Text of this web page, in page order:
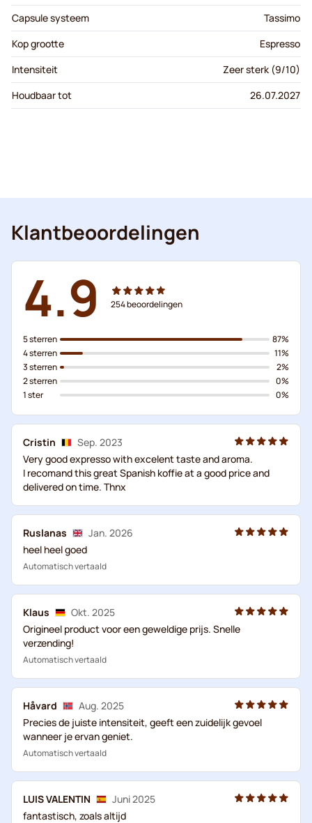
Capsule systeem
Tassimo
Kop grootte
Espresso
Intensiteit
Zeer sterk (9/10)
Houdbaar tot
26.07.2027
Klantbeoordelingen
4.9 254beoordelingen
5 sterren
4 sterren
3 sterren
2 sterren
1 ster
87%
11%
2%
0%
0%
Cristin
Sep. 2023
Very good expresso with excelent taste and aroma.
I recomand this great Spanish koffie at a good price and
delivered on time. Thnx
Ruslanas
Jan. 2026
heel heel goed
Automatisch vertaald
Klaus
Okt. 2025
Origineel product voor een geweldige prijs. Snelle
verzending!
Automatisch vertaald
Håvard
Aug. 2025
Precies de juiste intensiteit, geeft een zuidelijk gevoel
wanneer je ervan geniet.
Automatisch vertaald
LUIS VALENTIN
Juni 2025
fantastisch, zoals altijd